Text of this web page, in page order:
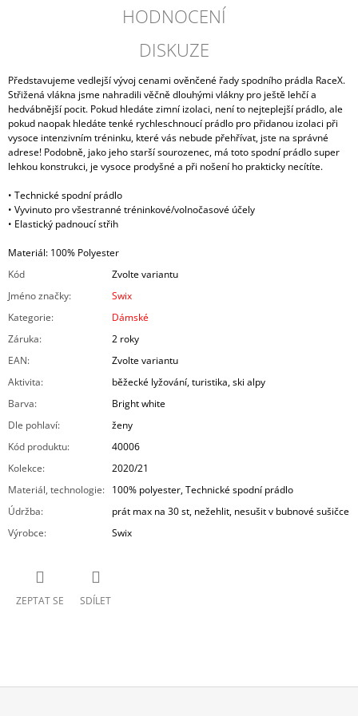
HODNOCENÍ
DISKUZE
Představujeme vedlejší vývoj cenami ověnčené řady spodního prádla RaceX.
Střižená vlákna jsme nahradili věčně dlouhými vlákny pro ještě lehčí a
hedvábnější pocit. Pokud hledáte zimní izolaci, není to nejteplejší prádlo, ale
pokud naopak hledáte tenké rychleschnoucí prádlo pro přidanou izolaci při
vysoce intenzivním tréninku, které vás nebude přehřívat, jste na správné
adrese! Podobně, jako jeho starší sourozenec, má toto spodní prádlo super
lehkou konstrukci, je vysoce prodyšné a při nošení ho prakticky necítíte.
• Technické spodní prádlo
• Vyvinuto pro všestranné tréninkové/volnočasové účely
• Elastický padnoucí střih
Materiál: 100% Polyester
Kód
Zvolte variantu
Jméno značky:
Swix
Kategorie:
Dámské
Záruka:
2 roky
EAN:
Zvolte variantu
Aktivita:
běžecké lyžování, turistika, ski alpy
Barva:
Bright white
Dle pohlaví:
ženy
Kód produktu:
40006
Kolekce:
2020/21
Materiál, technologie: 100% polyester, Technické spodní prádlo
Údržba:
prát max na 30 st, nežehlit, nesušit v bubnové sušičce
Výrobce: Swix
ZEPTAT SE SDÍLET